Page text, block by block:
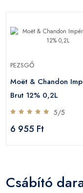
PEZSGŐ
Moët & Chandon
Brut 12% 0,2L
5/5
6 955 Ft
Csábító